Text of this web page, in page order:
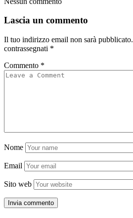
Lascia un commento
Il tuo indirizzo email non sarà pubblicato.
contrassegnati *
Commento *
Nome
Email
Sito web